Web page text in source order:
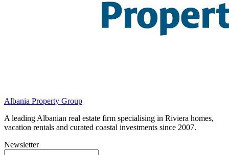
Albania Property Group
A leading Albanian real estate firm specialising in Riviera homes,
vacation rentals and curated coastal investments since 2007.
Newsletter